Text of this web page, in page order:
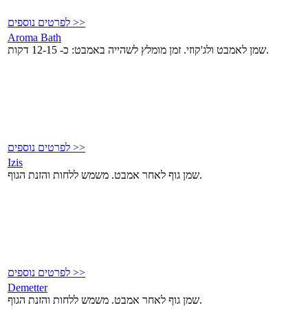
לפרטים נוספים >>
Aroma Bath
שמן לאמבט ולג'קוזי. זמן מומלץ לשהייה באמבט: כ- 12-15 דקות.
לפרטים נוספים >>
Izis
שמן גוף לאחר אמבט. משמש ללחות והזנת הגוף.
לפרטים נוספים >>
Demetter
שמן גוף לאחר אמבט. משמש ללחות והזנת הגוף.